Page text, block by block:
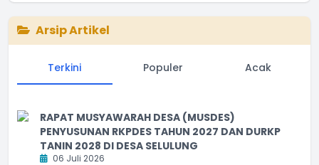
Arsip Artikel
Terkini Populer Acak
RAPAT MUSYAWARAH DESA (MUSDES)
PENYUSUNAN RKPDES TAHUN 2027 DAN DURKP
TANIN 2028 DI DESA SELULUNG
06 Juli 2026